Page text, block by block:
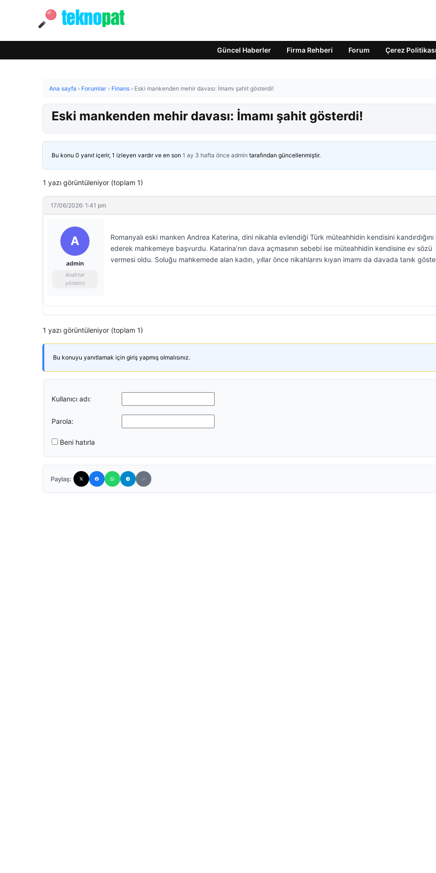
Güncel Haberler Firma Rehberi Forum Çerez Politikası
Ana sayfa › Forumlar › Finans › Eski mankenden mehir davası: İmamı şahit gösterdi!
Eski mankenden mehir davası: İmamı şahit gösterdi!
Bu konu 0 yanıt içerir, 1 izleyen vardır ve en son 1 ay 3 hafta önce admin tarafından güncellenmiştir.
1 yazı görüntüleniyor (toplam 1)
17/06/2026: 1:41 pm
A
admin
Anahtar
yönetici
Romanyalı eski manken Andrea Katerina, dini nikahla evlendiği Türk müteahhidin kendisini kandırdığını
ederek mahkemeye başvurdu. Katarina’nın dava açmasının sebebi ise müteahhidin kendisine ev sözü
vermesi oldu. Soluğu mahkemede alan kadın, yıllar önce nikahlarını kıyan imamı da davada tanık
1 yazı görüntüleniyor (toplam 1)
Bu konuyu yanıtlamak için giriş yapmış olmalısınız.
Kullanıcı adı:
Parola:
Beni hatırla
Paylaş: